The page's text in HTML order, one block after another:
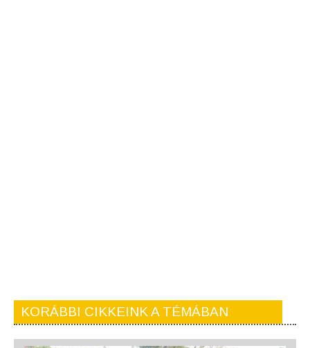
KORÁBBI CIKKEINK A TÉMÁBAN